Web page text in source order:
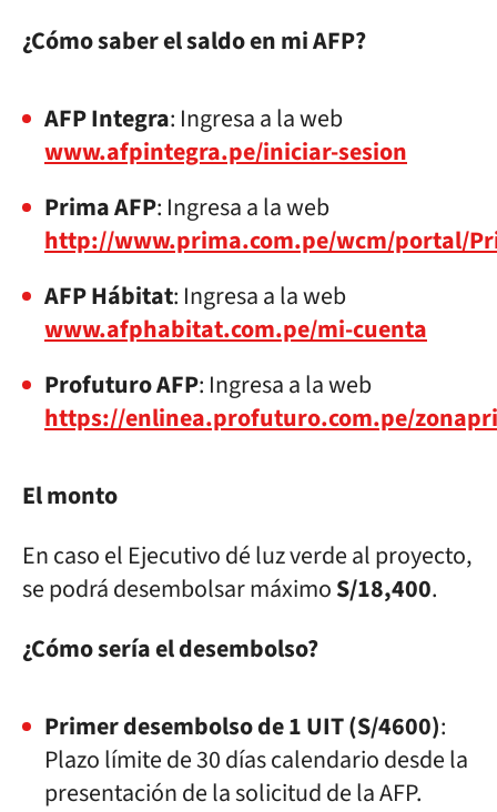
¿Cómo saber el saldo en mi AFP?
AFP Integra: Ingresa a la web
www.afpintegra.pe/iniciar-sesion
Prima AFP: Ingresa a la web
http://www.prima.com.pe/wcm/portal/
AFP Hábitat: Ingresa a la web
www.afphabitat.com.pe/mi-cuenta
Profuturo AFP: Ingresa a la web
https://enlinea.profuturo.com.pe/
El monto
En caso el Ejecutivo dé luz verde al proyecto,
se podrá desembolsar máximoS/18,400.
¿Cómo sería el desembolso?
Primer desembolso de 1 UIT (S/4600):
Plazo límite de 30 días calendario desde la
presentación de la solicitud de la AFP.